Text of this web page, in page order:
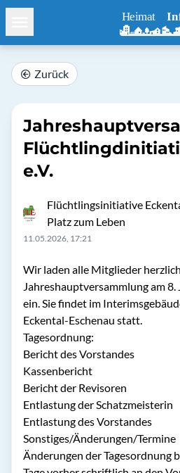
Zurück
e.V.
Flüchtlingsinitiative
Platz zum Leben
11.05.2026, 17:21
Wir laden alle Mitglieder
Jahreshauptversammlung am
ein. Sie findet im
Eckental-Eschenau statt.
Tagesordnung:
Bericht des Vorstandes
Kassenbericht
Bericht der Revisoren
Entlastung der Schatzmeisterin
Entlastung des Vorstandes
Sonstiges/Änderungen/Termine
Änderungen der Tagesordnung